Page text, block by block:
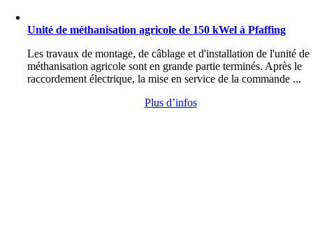
Unité de méthanisation agricole de 150 kWel à Pfaffing
Les travaux de montage, de câblage et d'installation de l'unité de
méthanisation agricole sont en grande partie terminés. Après le
raccordement électrique, la mise en service de la commande ...
Plus d’infos